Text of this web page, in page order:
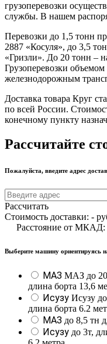
грузоперевозки
службы. В нашем
Перевозки до 1,5 тонн
2887 «Косуля», до 3,5
«Гризли». До 20 тонн –
Грузоперевозки
железнодорожным
Доставка товара Круг
по всей России.
конечному пункту
Рассчитайте
Пожалуйста, введите адрес
Рассчитать
Стоимость доставки: -
Расстояние от МКАД:
Выберите машину ориентируясь
МАЗ МАЗ до
длина борта 13,6
Исузу Исузу
длина борта 6.2
МАЗ до 8,5 тн
Исузу до 3т,